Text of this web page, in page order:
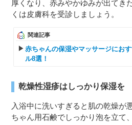
厚くなり、赤みやかゆみが出てき
くは皮膚科を受診しましょう。
関連記事
赤ちゃんの保湿やマッサージにお
ル8選！
乾燥性湿疹はしっかり保湿を
入浴中に洗いすぎると肌の乾燥が
ちゃん用石鹸でしっかり泡を立て